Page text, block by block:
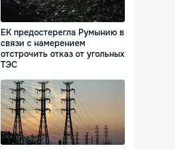
ЕК предостерегла Румынию в
связи с намерением
отстрочить отказ от угольных
ТЭС